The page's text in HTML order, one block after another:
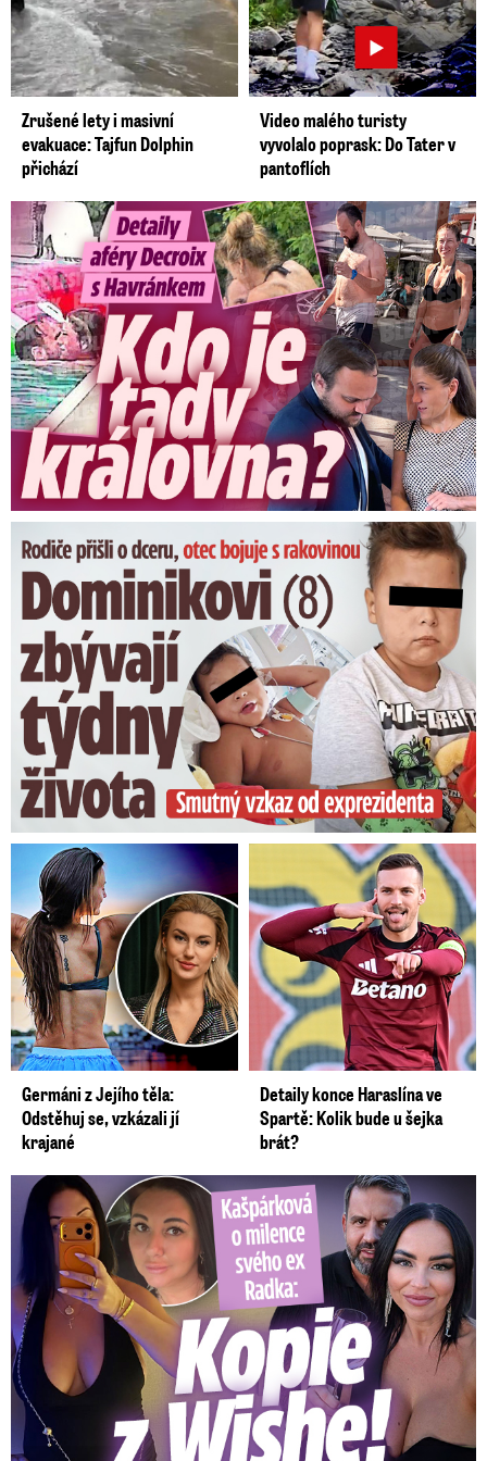
Zrušené lety i masivní
evakuace: Tajfun Dolphin
přichází
Video malého turisty
vyvolalo poprask: Do Tater v
pantoflích
Detaily aféry Decroix s Havránkem: Kdo je tady královna?
Dominikovi (8) zbývají týdny života: Vzkaz od exprezidenta
Germáni z Jejího těla:
Odstěhuj se, vzkázali jí
krajané
Detaily konce Haraslína ve
Spartě: Kolik bude u šejka
brát?
Kašpárková o milence svého ex Radka: Kopie z Wishe!